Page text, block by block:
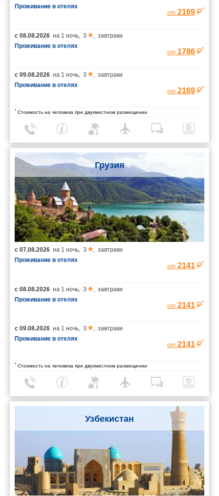
Проживание в отелях
от 2169 *
с 08.08.2026 на 1 ночь 3
завтраки
Проживание в отелях
от 1786 *
с 09.08.2026 на 1 ночь 3
завтраки
Проживание в отелях
от 2169 *
* Стоимость на человека при двухместном размещении
Грузия
с 07.08.2026 на 1 ночь, 3 , завтраки
Проживание в отелях
от 2141 *
с 08.08.2026 на 1 ночь, 3 , завтраки
Проживание в отелях
от 2141 *
с 09.08.2026 на 1 ночь, 3 , завтраки
Проживание в отелях
от 2141 *
* Стоимость на человека при двухместном размещении
Узбекистан